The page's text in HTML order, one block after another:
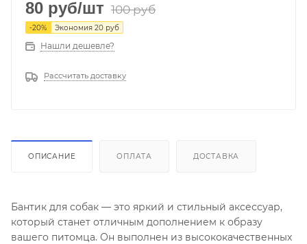
80 руб/шт 100руб
-20% Экономия 20 руб
Нашли дешевле?
Рассчитать доставку
ОПИСАНИЕ ОПЛАТА ДОСТАВКА
Бантик для собак — это яркий и стильный аксессуар,
который станет отличным дополнением к образу
вашего питомца. Он выполнен из высококачественных